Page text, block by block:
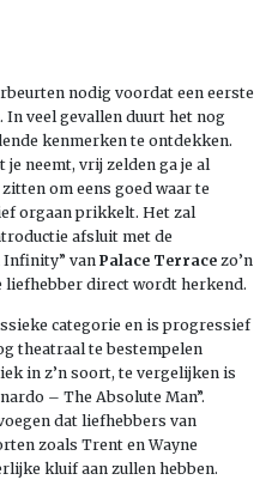
nodig voordat een eerste
veel gevallen duurt het nog
kenmerken te ontdekken.
neemt, vrij zelden ga je al
om eens goed waar te
orgaan prikkelt. Het zal
afsluit met de
Infinity” van Palace Terrace zo’n
liefhebber direct wordt herkend.
categorie en is progressief
theatraal te bestempelen
in z’n soort, te vergelijken is
– The Absolute Man”.
dat liefhebbers van
zoals Trent en Wayne
kluif aan zullen hebben.